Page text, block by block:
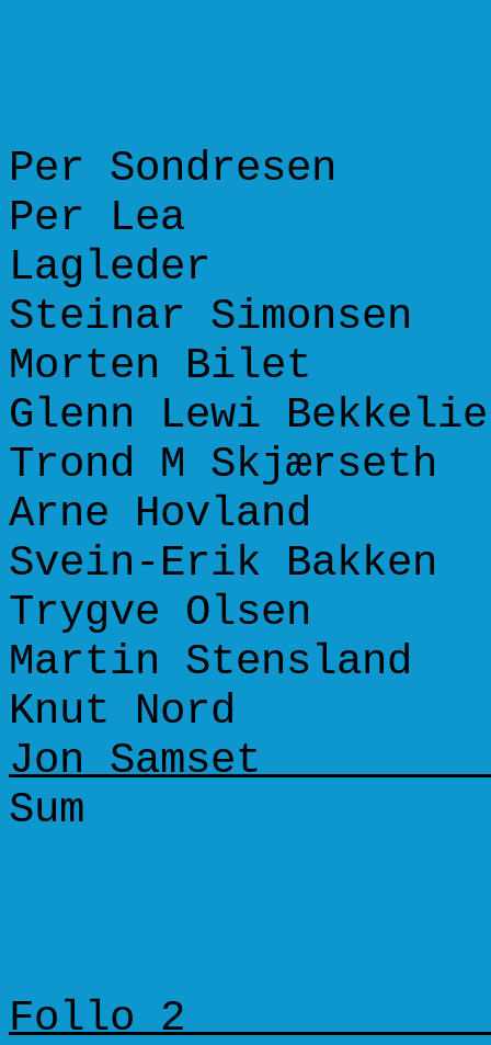
Per
Per Lea
Lagleder
Steinar
Morten
Glenn Lewi
Trond M
Arne
Svein-Erik
Trygve
Martin
Knut Nord
Jon
Sum +5
Follo